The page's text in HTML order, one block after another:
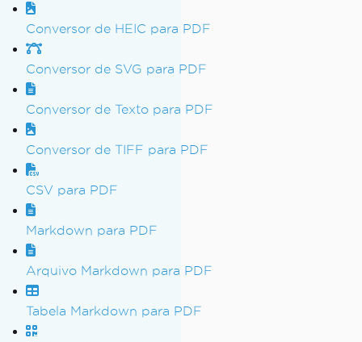
Conversor de HEIC para PDF
Conversor de SVG para PDF
Conversor de Texto para PDF
Conversor de TIFF para PDF
CSV para PDF
Markdown para PDF
Arquivo Markdown para PDF
Tabela Markdown para PDF